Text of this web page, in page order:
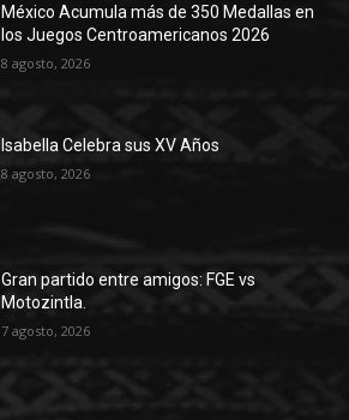
México Acumula más de 350 Medallas en
los Juegos Centroamericanos 2026
8 agosto, 2026
Isabella Celebra sus XV Años
8 agosto, 2026
Gran partido entre amigos: FGE vs
Motozintla.
7 agosto, 2026